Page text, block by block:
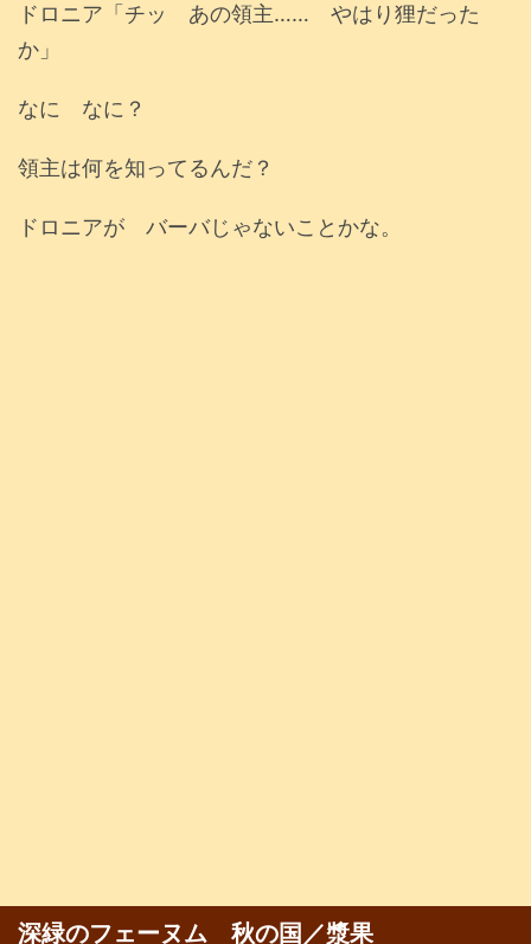
ドロニア「チッ あの領主…… やはり狸だった
か」
なに なに？
領主は何を知ってるんだ？
ドロニアが バーバじゃないことかな。
深緑のフェーヌム 秋の国／漿果